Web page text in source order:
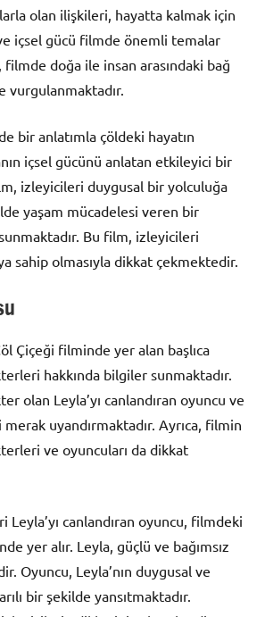
olan ilişkileri, hayatta kalmak için
içsel gücü filmde önemli temalar
filmde doğa ile insan arasındaki bağ
vurgulanmaktadır.
bir anlatımla çöldeki hayatın
içsel gücünü anlatan etkileyici bir
izleyicileri duygusal bir yolculuğa
yaşam mücadelesi veren bir
Bu film, izleyicileri
sahip olmasıyla dikkat çekmektedir.
Çiçeği filminde yer alan başlıca
hakkında bilgiler sunmaktadır.
olan Leyla’yı canlandıran oyuncu ve
uyandırmaktadır. Ayrıca, filmin
ve oyuncuları da dikkat
Leyla’yı canlandıran oyuncu, filmdeki
yer alır. Leyla, güçlü ve bağımsız
Oyuncu, Leyla’nın duygusal ve
bir şekilde yansıtmaktadır.